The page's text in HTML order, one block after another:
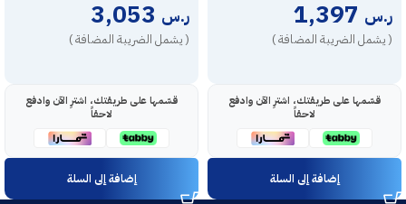
ر.س
( يشمل الضريبة المضافة )
قسّمها على طريقتك، اشترِ الآن وادفع
لاحقاً
إضافة إلى السلة
ر.س
( يشمل الضريبة المضافة )
قسّمها على طريقتك، اشترِ الآن وادفع
لاحقاً
إضافة إلى السلة